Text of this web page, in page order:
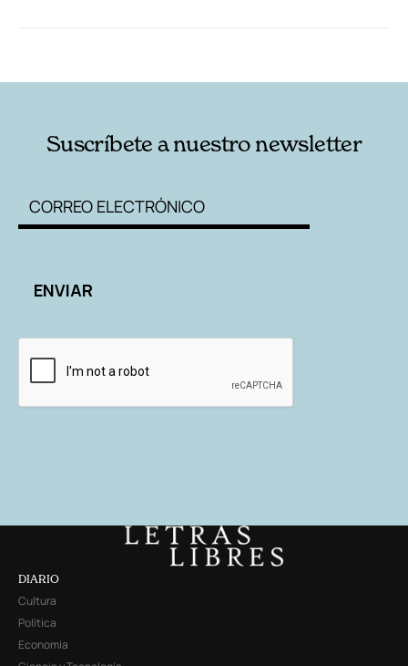
Suscríbete a nuestro newsletter
DIARIO
Cultura
Política
Economía